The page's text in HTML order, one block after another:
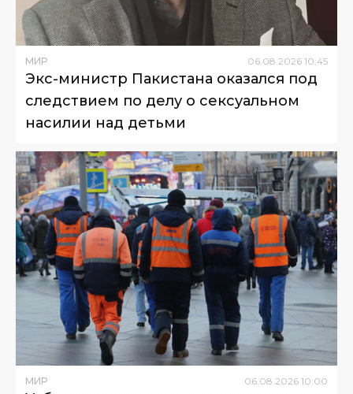
МИР 06 08 2026 10:45
Экс-министр Пакистана оказался под
следствием по делу о сексуальном
насилии над детьми
МИР 06.08.2026 10:00